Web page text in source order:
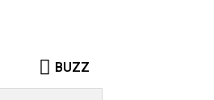
BUZZ